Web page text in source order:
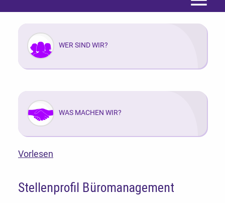
Menü
WER SIND WIR?
WAS MACHEN WIR?
Vorlesen
Stellenprofil Büromanagement